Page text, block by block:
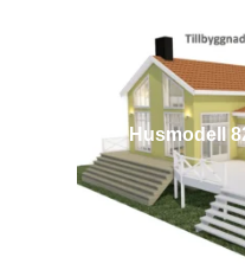
Husmodell